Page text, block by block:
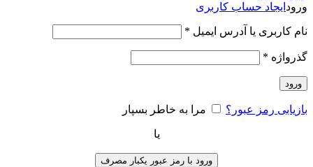
ورود ایجاد حساب کاربری
نام کاربری یا آدرس ایمیل *
گذرواژه *
ورود
بازیابی رمز عبور؟ مرا به خاطر بسپار
یا
ورود با رمز عبور یکبار مصرف